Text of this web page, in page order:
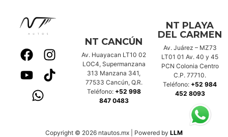
NT CANCÚN
Av. Huayacan LT10 02
LOC4, Supermanzana
313 Manzana 341,
77533 Cancún, Q.R.
Teléfono: +52 998
847 0483
NT PLAYA
DEL CARMEN
Av. Juárez – MZ73
LT01 01 Av. 40 y 45
PCN Colonia Centro
C.P. 77710.
Teléfono: +52 984
452 8093
Copyright © 2026 ntautos.mx | Powered by LLM